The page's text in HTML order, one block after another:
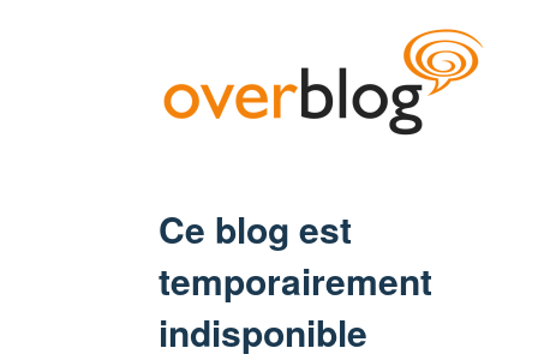
Ce blog est
temporairement
indisponible